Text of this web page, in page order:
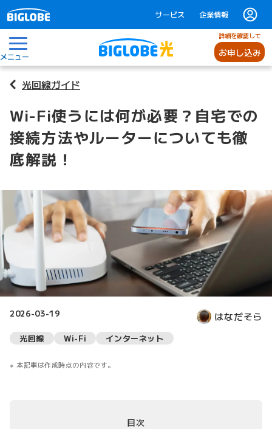
サービス 企業情報
メニュー
詳細を確認して
お申し込み
光回線ガイド
Wi-Fi使うには何が必要？自宅での
接続方法やルーターについても徹
底解説！
2026-03-19 はなだそら
光回線 Wi-Fi インターネット
本記事は作成時点の内容です。
目次